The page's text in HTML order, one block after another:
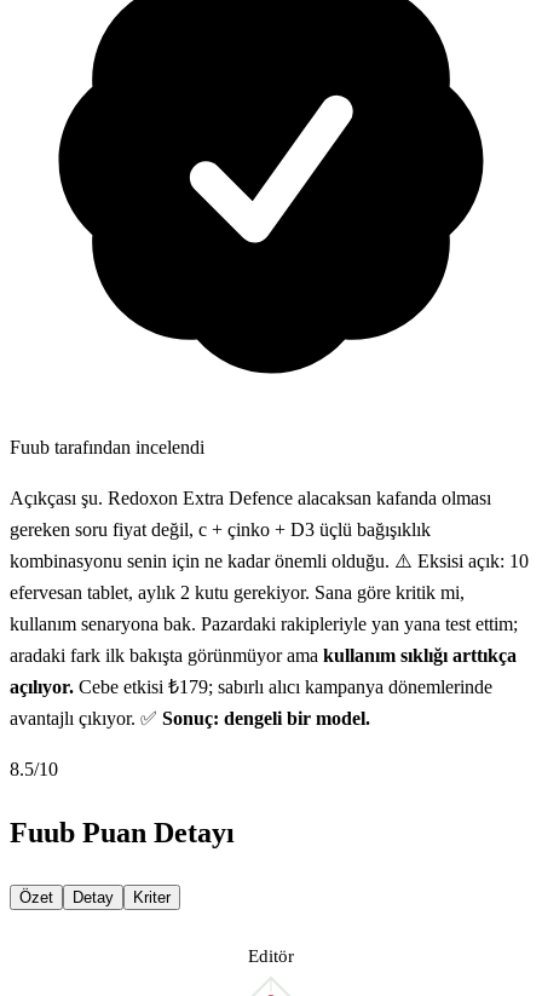
Fuub tarafından incelendi
Açıkçası şu. Redoxon Extra Defence alacaksan kafanda olması
gereken soru fiyat değil, c + çinko + D3 üçlü bağışıklık
kombinasyonu senin için ne kadar önemli olduğu. ⚠️ Eksisi açık: 10
efervesan tablet, aylık 2 kutu gerekiyor. Sana göre kritik mi,
kullanım senaryona bak. Pazardaki rakipleriyle yan yana test ettim;
aradaki fark ilk bakışta görünmüyor ama kullanım sıklığı arttıkça
açılıyor. Cebe etkisi ₺179; sabırlı alıcı kampanya dönemlerinde
avantajlı çıkıyor. ✅ Sonuç: dengeli bir model.
8.5/10
Fuub Puan Detayı
Özet Detay Kriter
Editör